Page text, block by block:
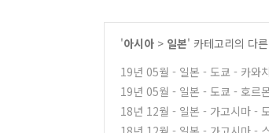
'아시아 > 일본' 카테고리의 다
19년 05월 - 일본 - 도쿄 - 카와
19년 05월 - 일본 - 도쿄 - 호르
18년 12월 - 일본 - 가고시마 -